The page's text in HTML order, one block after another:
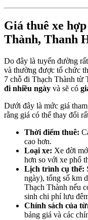
Giá thuê xe
Thành, Thanh
Do đây là tuyến đường
và thường được tổ chức
7 chỗ đi Thạch Thành từ
đi nhiều ngày và sẽ có
Dưới đây là mức giá
rằng giá có thể thay đổi
Thời điểm thuê:
cao hơn.
Loại xe: Xe đời
hơn so với xe phổ
Lịch trình cụ thể:
ngày), tổng số km
Thạch Thành nếu
sinh chi phí lưu
Chính sách của
bảng giá và các